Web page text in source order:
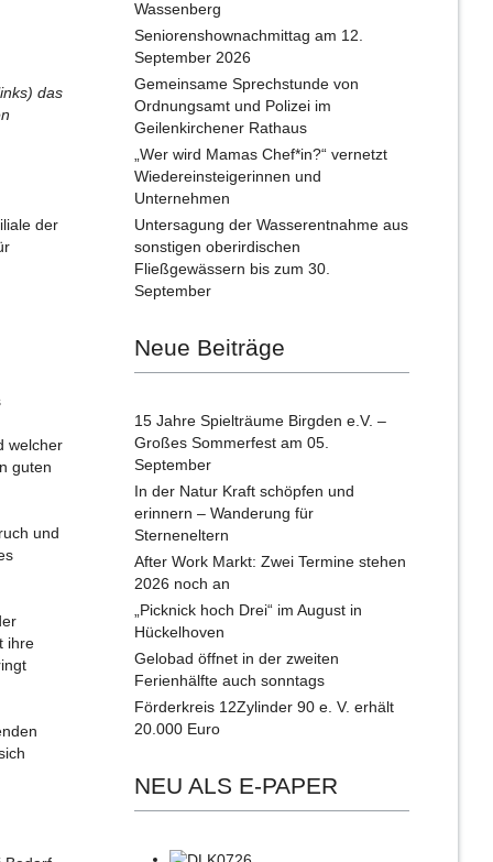
das
der
welcher
guten
und
ihre
Wassenberg
Seniorenshownachmittag am 12.
September 2026
Gemeinsame Sprechstunde von
Ordnungsamt und Polizei im
Geilenkirchener Rathaus
„Wer wird Mamas Chef*in?“ vernetzt
Wiedereinsteigerinnen und
Unternehmen
Untersagung der Wasserentnahme aus
sonstigen oberirdischen
Fließgewässern bis zum 30.
September
Neue Beiträge
15 Jahre Spielträume Birgden e.V. –
Großes Sommerfest am 05.
September
In der Natur Kraft schöpfen und
erinnern – Wanderung für
Sterneneltern
After Work Markt: Zwei Termine stehen
2026 noch an
„Picknick hoch Drei“ im August in
Hückelhoven
Gelobad öffnet in der zweiten
Ferienhälfte auch sonntags
Förderkreis 12Zylinder 90 e. V. erhält
20.000 Euro
NEU ALS E-PAPER